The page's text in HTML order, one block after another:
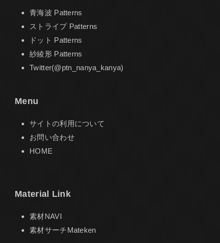
青海波 Patterns
ストライプ Patterns
ドット Patterns
紗綾形 Patterns
Twitter(@ptn_nanya_kanya)
Menu
サイトの利用について
お問い合わせ
HOME
Material Link
素材NAVI
素材サーチMateken